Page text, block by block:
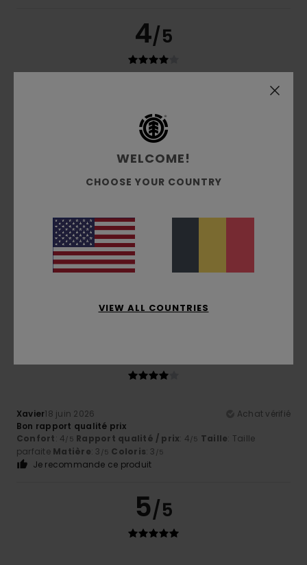
4/5
Achat vérifié
Rapport qualité / prix
4
Alexandre26 juin 2026
Je recommande ce produit
Xavier18 juin 2026
Achat vérifié
Bon rapport qualité prix
Confort: 4/5 Rapport qualité / prix: 4/5 Taille: Taille
parfaite Matière: 3 /5 Coloris: 3 /5
Je recommande ce produit
5/5
WELCOME!
CHOOSE YOUR COUNTRY
VIEW ALL COUNTRIES